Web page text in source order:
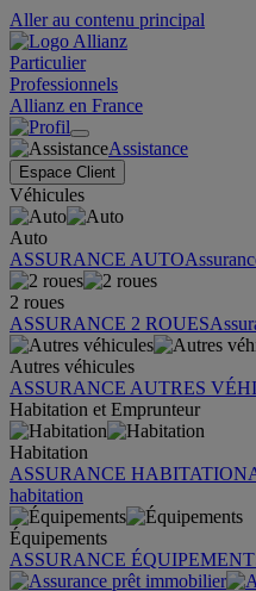
Aller au contenu principal
Particulier
Professionnels
Allianz en France
Assistance
Espace Client
Véhicules
Auto
ASSURANCE AUTO
2 roues
ASSURANCE 2 ROUES
Autres véhicules
ASSURANCE AUTRES
Habitation et Emprunteur
Habitation
ASSURANCE HABITATION
habitation
Équipements
ASSURANCE